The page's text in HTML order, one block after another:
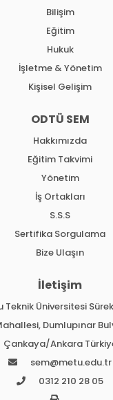
Bilişim
Eğitim
Hukuk
İşletme & Yönetim
Kişisel Gelişim
ODTÜ SEM
Hakkımızda
Eğitim Takvimi
Yönetim
İş Ortakları
S.S.S
Sertifika Sorgulama
Bize Ulaşın
İletişim
Teknik Üniversitesi
Dumlupınar
Çankaya/Ankara
sem@metu.edu.tr
0312 210 28 05